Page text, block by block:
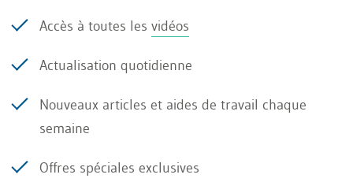
en quantité qu'en qualité – que les employé·e·s à
Recommandation pratique pour
Accès à toutes les vidéos
Actualisation quotidienne
Nouveaux articles et aides de travail chaque
semaine
Offres spéciales exclusives